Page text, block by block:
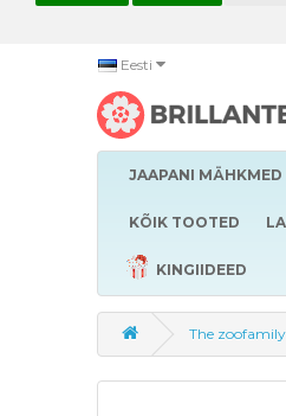
Eesti
JAAPANI MÄHKMED
KÕIK TOOTED
KINGIIDEED
The